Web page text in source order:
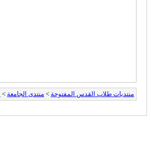
منتديات طلاب القدس المفتوحة > منتدى الجامعة >